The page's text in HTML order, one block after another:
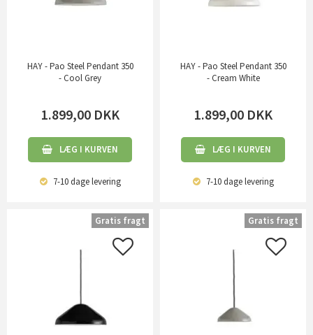
HAY - Pao Steel Pendant 350
- Cool Grey
1.899,00 DKK
LÆG I KURVEN
7-10 dagelevering
HAY - Pao Steel Pendant 350
- Cream White
1.899,00 DKK
LÆG I KURVEN
7-10 dagelevering
Gratis fragt Gratis fragt